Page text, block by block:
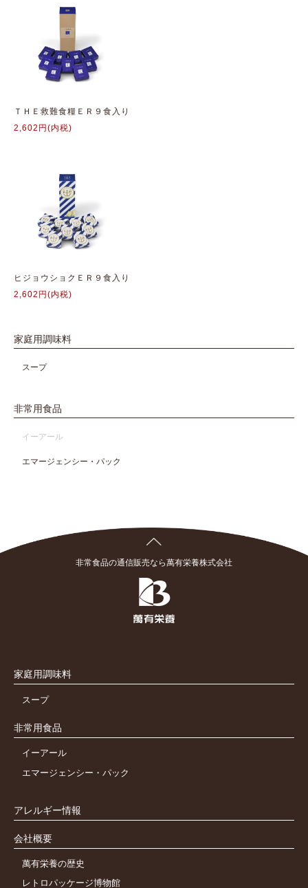
ＴＨＥ救難食糧ＥＲ９食入り
2,602円(内税)
ヒジョウショクＥＲ９食入り
2,602円(内税)
家庭用調味料
スープ
非常用食品
イーアール
エマージェンシー・パック
非常食品の通信販売なら萬有栄養株式会社
家庭用調味料
スープ
非常用食品
イーアール
エマージェンシー・パック
アレルギー情報
会社概要
萬有栄養の歴史
レトロパッケージ博物館